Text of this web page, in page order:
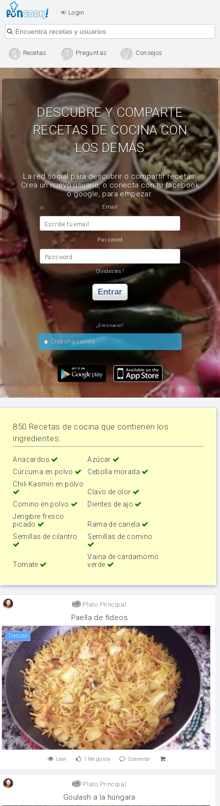
Login
Recetas Preguntas Consejos
DESCUBRE Y COMPARTE
RECETAS DE COCINA CON
LOS DEMÁS
La red social para descubrir o compartir recetas.
Crea un nuevo usuario, o conecta con tu facebook
o google, para empezar.
Email
Escribe tu email
Password
Password
Olvidastes?
Entrar
¿Eres nuevo?
Crea una cuenta
850 Recetas de cocina que contienen los
ingredientes:
Anacardos
Azúcar
Cúrcuma en polvo
Cebolla morada
Chili Kasmiri en polvo
Clavo de olor
Comino en polvo
Dientes de ajo
Jengibre fresco
picado
Rama de canela
Semillas de cilantro
Semillas de comino
Tomate
Vaina de cardamomo
verde
Plato Principal
Paella de fideos
tomate
Leer 1 Me gusta Comentar
Plato Principal
Goulash a la húngara